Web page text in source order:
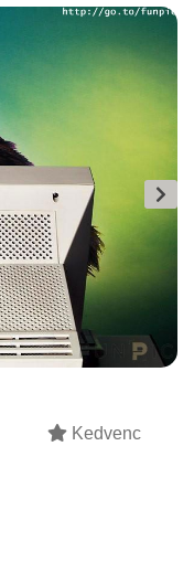
Kedvenc